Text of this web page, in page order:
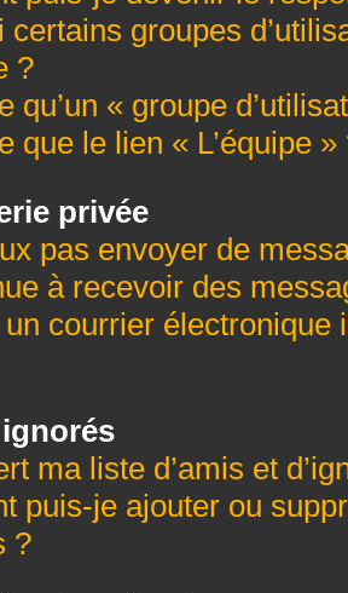
certains groupes
?
qu’un « groupe
que le lien « L’équipe »
privée
pas envoyer de
à recevoir des
un courrier électronique
ma liste d’amis et
puis-je ajouter ou
?